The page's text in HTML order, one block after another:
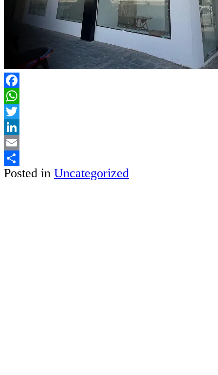
Facebook
WhatsApp
Twitter
LinkedIn
Email
Share
Posted in Uncategorized